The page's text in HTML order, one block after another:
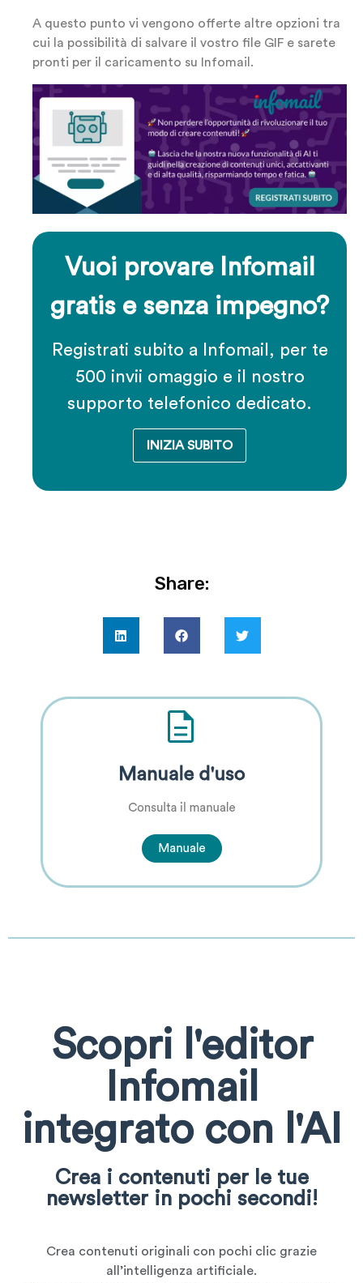
A questo punto vi vengono offerte altre opzioni tra
cui la possibilità di salvare il vostro file GIF e sarete
pronti per il caricamento su Infomail.
Vuoi provare Infomail
gratis e senza impegno?
Registrati subito a Infomail, per te
500 invii omaggio e il nostro
supporto telefonico dedicato.
INIZIA SUBITO
Share:
Scopri l'editor
Infomail
integrato con l'AI
Crea i contenuti per le tue
newsletter in pochi secondi!
Crea contenuti originali con pochi clic grazie
all’intelligenza artificiale.